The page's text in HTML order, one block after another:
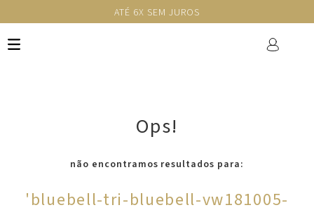
ATÉ 6X SEM JUROS
Ops!
não encontramos resultados para:
'bluebell-tri-bluebell-vw181005-